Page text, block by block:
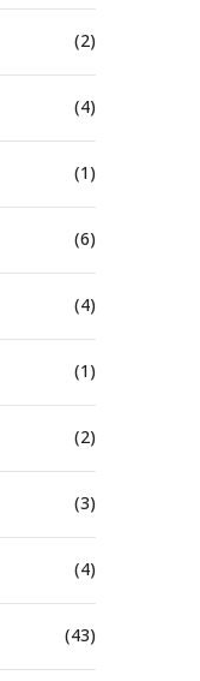
(2)
(4)
(1)
(6)
(4)
(1)
(2)
(3)
(4)
(43)